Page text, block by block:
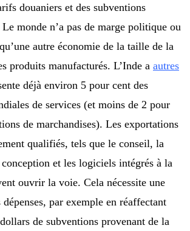
douaniers et des subventions
monde n’a pas de marge politique ou
autre économie de la taille de la
produits manufacturés. L’Inde a autres
déjà environ 5 pour cent des
de services (et moins de 2 pour
de marchandises). Les exportations
qualifiés, tels que le conseil, la
et les logiciels intégrés à la
ouvrir la voie. Cela nécessite une
par exemple en réaffectant
de subventions provenant de la